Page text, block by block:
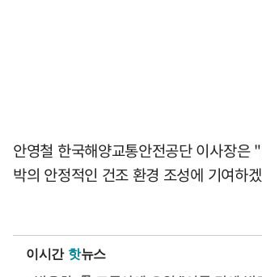
안영철 한국해양교통안전공단 이사장은
박의 안정적인 건조 환경 조성에 기여하
이시간 핫뉴스